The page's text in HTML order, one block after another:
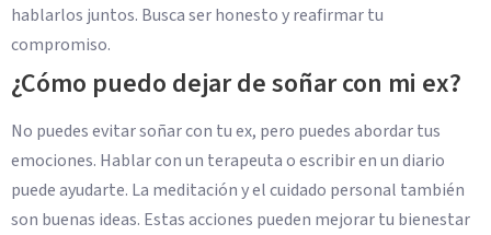
hablarlos juntos. Busca ser honesto y reafirmar tu
compromiso.
¿Cómo puedo dejar de soñar con mi ex?
No puedes evitar soñar con tu ex, pero puedes abordar tus
emociones. Hablar con un terapeuta o escribir en un diario
puede ayudarte. La meditación y el cuidado personal también
son buenas ideas. Estas acciones pueden mejorar tu bienestar